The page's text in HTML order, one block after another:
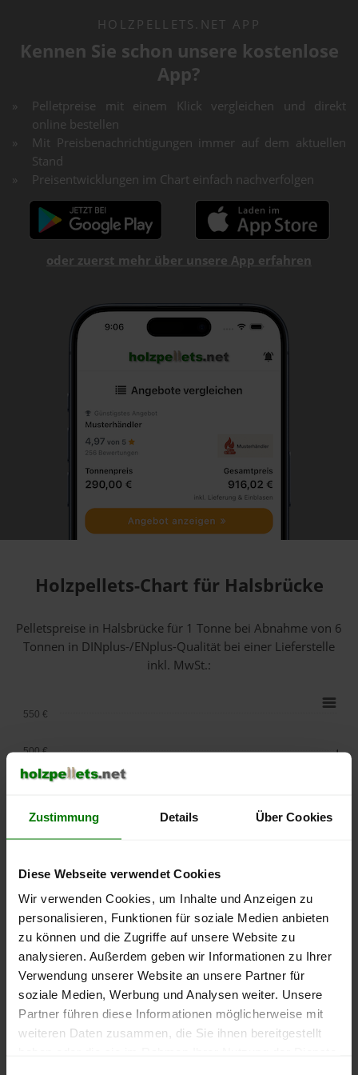
Zustimmung Details Über Cookies
Diese Webseite verwendet Cookies
Wir verwenden Cookies, um Inhalte und Anzeigen zu
personalisieren, Funktionen für soziale Medien anbieten
zu können und die Zugriffe auf unsere Website zu
analysieren. Außerdem geben wir Informationen zu Ihrer
Verwendung unserer Website an unsere Partner für
soziale Medien, Werbung und Analysen weiter. Unsere
Partner führen diese Informationen möglicherweise mit
weiteren Daten zusammen, die Sie ihnen bereitgestellt
HOLZPELLETS.NET APP
Kennen Sie schon unsere kostenlose
App?
Pelletpreise mit einem Klick vergleichen und direkt
online bestellen
Mit Preisbenachrichtigungen immer auf dem aktuellen
Stand
Preisentwicklungen im Chart einfach nachverfolgen
oder zuerst mehr über unsere App erfahren
Holzpellets-Chart für Halsbrücke
Pelletspreise in Halsbrücke für 1 Tonne bei Abnahmevon 6
Tonnen in DINplus-/ENplus-Qualität bei einer Lieferstelle
inkl. MwSt.:
2025
2026
2026
250 €
300 €
400 €
500 €
550 €
Die aktuelle Preisentwicklung für Holzpellets in Deutschland
können Sie jederzeit auf unsererPelletspreise-Seite